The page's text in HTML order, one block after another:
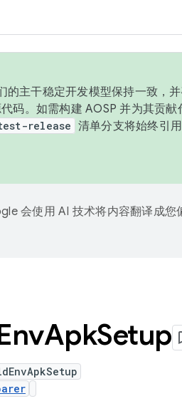
的主干稳定开发模型保持一致，
码。如需构建 AOSP 并为其贡献
release 清单分支将始终引
会使用 AI 技术将内容翻译成您
ApkSetup